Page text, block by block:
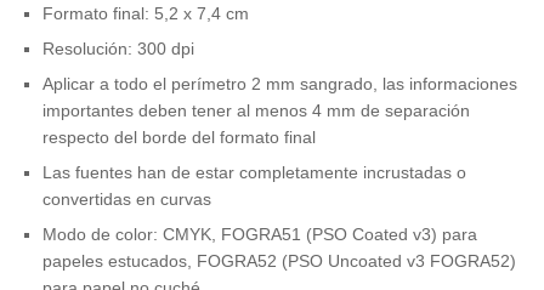
Formato final: 5,2 x 7,4 cm
Resolución: 300 dpi
Aplicar a todo el perímetro 2 mm sangrado, las informaciones
importantes deben tener al menos 4 mm de separación
respecto del borde del formato final
Las fuentes han de estar completamente incrustadas o
convertidas en curvas
Modo de color: CMYK, FOGRA51 (PSO Coated v3) para
papeles estucados, FOGRA52 (PSO Uncoated v3 FOGRA52)